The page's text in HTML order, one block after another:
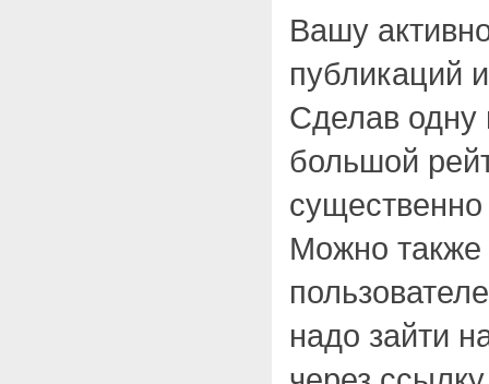
Вашу
публикаций
Сделав одну
большой
Можно также
надо зайти